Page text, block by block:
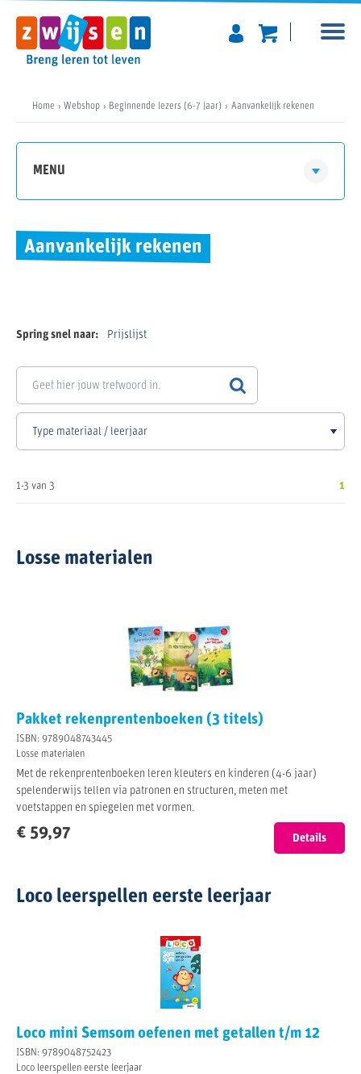
Home Webshop Beginnende lezers (6-7 jaar) Aanvankelijk rekenen
MENU
Aanvankelijk rekenen
Spring snel naar: Prijslijst
1-3 van 3 1
Losse materialen
Pakket rekenprentenboeken (3 titels)
ISBN: 9789048743445
Losse materialen
Met de rekenprentenboeken leren kleuters en kinderen (4-6 jaar)
spelenderwijs tellen via patronen en structuren, meten met
voetstappen en spiegelen met vormen.
€ 59,97 Details
Loco leerspellen eerste leerjaar
Loco mini Semsom oefenen met getallen t/m 12
ISBN: 9789048752423
Loco leerspellen eerste leerjaar